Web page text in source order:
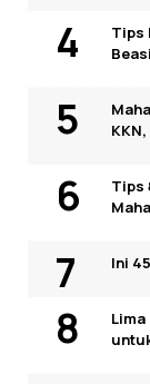
Tips
Tips
Ini